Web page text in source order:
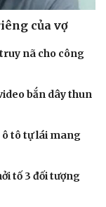
của vợ
nã cho công
bắn dây thun
tô tự lái mang
tố 3 đối tượng